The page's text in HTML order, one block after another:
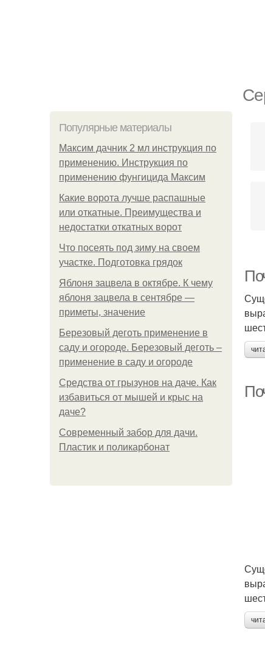
Популярные материалы
Максим дачник 2 мл инструкция по
применению. Инструкция по
применению фунгицида Максим
Какие ворота лучше распашные
или откатные. Преимущества и
недостатки откатных ворот
Что посеять под зиму на своем
участке. Подготовка грядок
Яблоня зацвела в октябре. К чему
яблоня зацвела в сентябре —
приметы, значение
Березовый деготь применение в
саду и огороде. Березовый деготь –
применение в саду и огороде
Средства от грызунов на даче. Как
избавиться от мышей и крыс на
даче?
Современный забор для дачи.
Пластик и поликарбонат